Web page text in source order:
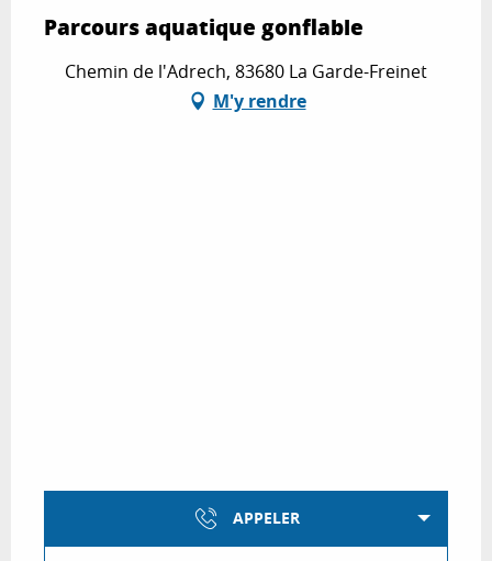
Parcours aquatique gonflable
Chemin de l'Adrech, 83680 La Garde-Freinet
M'y rendre
APPELER